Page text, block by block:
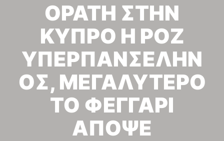
ΟΡΑΤΗ ΣΤΗΝ
ΚΥΠΡΟ Η ΡΟΖ
ΥΠΕΡΠΑΝΣΕΛΗΝ
ΟΣ, ΜΕΓΑΛΥΤΕΡΟ
ΤΟ ΦΕΓΓΑΡΙ
ΑΠΟΨΕ